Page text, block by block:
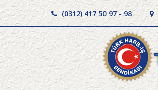
(0312) 417 50 97 - 98